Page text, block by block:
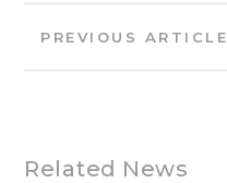
navigation
PREVIOUS ARTICLE
Related News